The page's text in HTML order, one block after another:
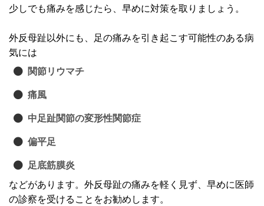
少しでも痛みを感じたら、早めに対策を取りましょう。
外反母趾以外にも、足の痛みを引き起こす可能性のある病
気には
関節リウマチ
痛風
中足趾関節の変形性関節症
偏平足
足底筋膜炎
などがあります。外反母趾の痛みを軽く見ず、早めに医師
の診察を受けることをお勧めします。